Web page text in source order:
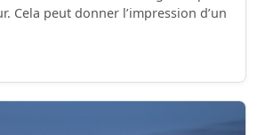
Cela peut donner l’impression d’un